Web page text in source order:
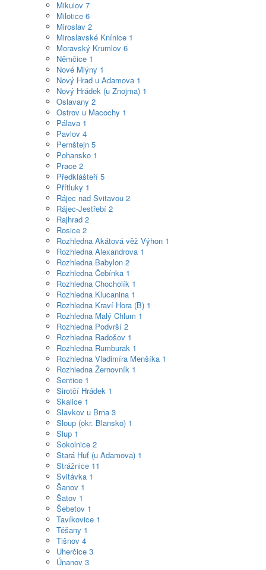
Mikulov 7
Milotice 6
Miroslav 2
Miroslavské Knínice 1
Moravský Krumlov 6
Němčice 1
Nové Mlýny 1
Nový Hrad u Adamova 1
Nový Hrádek (u Znojma) 1
Oslavany 2
Ostrov u Macochy 1
Pálava 1
Pavlov 4
Pernštejn 5
Pohansko 1
Prace 2
Předklášteří 5
Přítluky 1
Rájec nad Svitavou 2
Rájec-Jestřebí 2
Rajhrad 2
Rosice 2
Rozhledna Akátová věž Výhon 1
Rozhledna Alexandrova 1
Rozhledna Babylon 2
Rozhledna Čebínka 1
Rozhledna Chocholík 1
Rozhledna Klucanina 1
Rozhledna Kraví Hora (B) 1
Rozhledna Malý Chlum 1
Rozhledna Podvrší 2
Rozhledna Radošov 1
Rozhledna Rumburak 1
Rozhledna Vladimíra Menšíka 1
Rozhledna Žernovník 1
Sentice 1
Sirotčí Hrádek 1
Skalice 1
Slavkov u Brna 3
Sloup (okr. Blansko) 1
Slup 1
Sokolnice 2
Stará Huť (u Adamova) 1
Strážnice 11
Svitávka 1
Šanov 1
Šatov 1
Šebetov 1
Tavíkovice 1
Těšany 1
Tišnov 4
Uherčice 3
Únanov 3